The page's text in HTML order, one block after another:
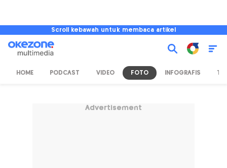
Scroll kebawah untuk membaca artikel
HOME PODCAST VIDEO FOTO INFOGRAFIS TV
Advertisement